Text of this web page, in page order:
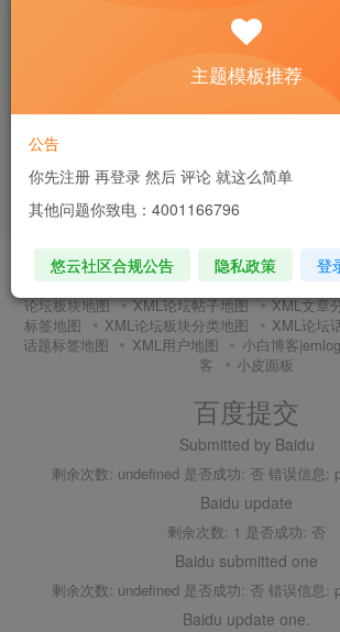
探索吉利屋科技网
务的融合
产品介绍 企业文化
友链申请 内搜百度(内推) 免责声明 广
隐私政策
XMl全站地图 XML文章地图
论坛板块地图
XML论坛帖子地图 XML文章
标签地图
XML论坛板块分类地图 XML论坛
话题标签地图
XML用户地图 小白博客
客
小皮面板
百度提交
Submitted by Baidu
剩余次数: undefined 是否成功: 否 错误信息:
Baidu update
剩余次数: 1 是否成功: 否
Baidu submitted one
剩余次数: undefined 是否成功: 否 错误信息:
Baidu update one.
主题模板推荐
公告
你先注册 再登录 然后 评论 就这么简单
其他问题你致电：4001166796
悠云社区合规公告 隐私政策 登